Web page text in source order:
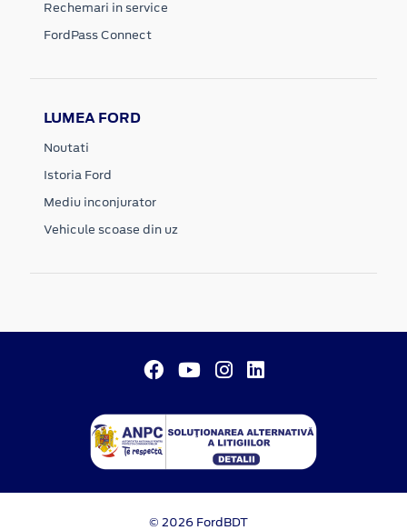
Rechemari in service
FordPass Connect
LUMEA FORD
Noutati
Istoria Ford
Mediu inconjurator
Vehicule scoase din uz
© 2026 FordBDT